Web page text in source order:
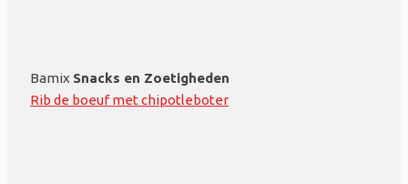
Bamix Snacks en Zoetigheden
Rib de boeuf met chipotleboter